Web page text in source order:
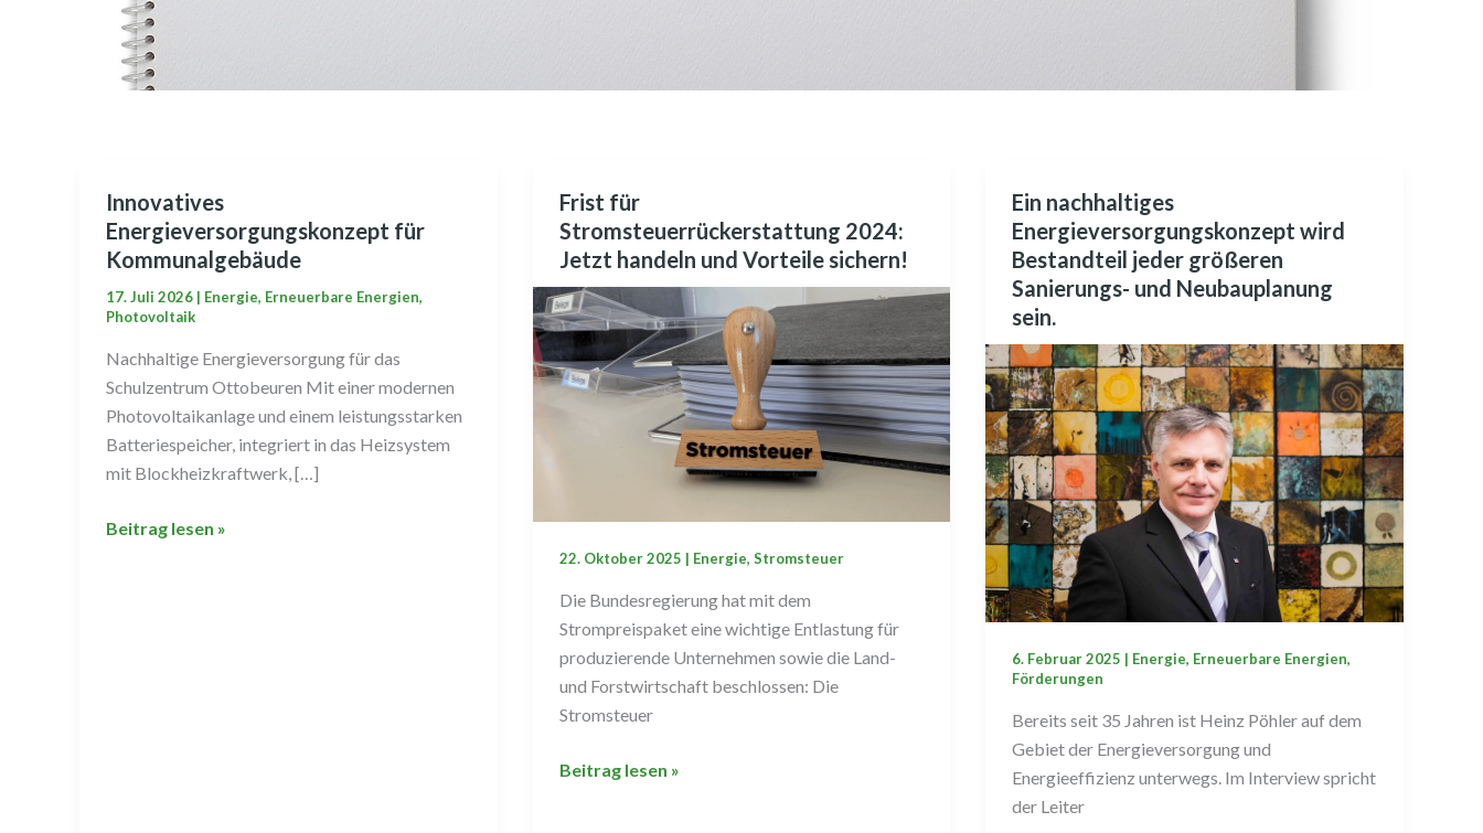
Innovatives
Energieversorgungskonzept für
Kommunalgebäude
17. Juli 2026 | Energie, Erneuerbare Energien,
Photovoltaik
Nachhaltige Energieversorgung für das
Schulzentrum Ottobeuren Mit einer modernen
Photovoltaikanlage und einem leistungsstarken
Batteriespeicher, integriert in das Heizsystem
mit Blockheizkraftwerk, […]
Innovatives
Energieversorgungskonzept
für
Kommunalgebäude
Beitrag lesen »
Frist für
Stromsteuerrückerstattung 2024:
Jetzt handeln und Vorteile sichern!
22. Oktober 2025 | Energie, Stromsteuer
Die Bundesregierung hat mit dem
Strompreispaket eine wichtige Entlastung für
produzierende Unternehmen sowie die Land-
und Forstwirtschaft beschlossen: Die
Stromsteuer
Frist
für
Stromsteuerrückerstattung
2024:
Jetzt
handeln
und
Vorteile
Beitrag lesen »
Ein nachhaltiges
Energieversorgungskonzept wird
Bestandteil jeder größeren
Sanierungs- und Neubauplanung
sein.
6. Februar 2025 | Energie, Erneuerbare Energien,
Förderungen
Bereits seit 35 Jahren ist Heinz Pöhler auf dem
Gebiet der Energieversorgung und
Energieeffizienz unterwegs. Im Interview spricht
der Leiter
Ein
nachhaltiges
Energieversorgungskonzept
wird
Bestandteil
jeder
größeren
Sanierungs-
und
Neubauplanung
sein.